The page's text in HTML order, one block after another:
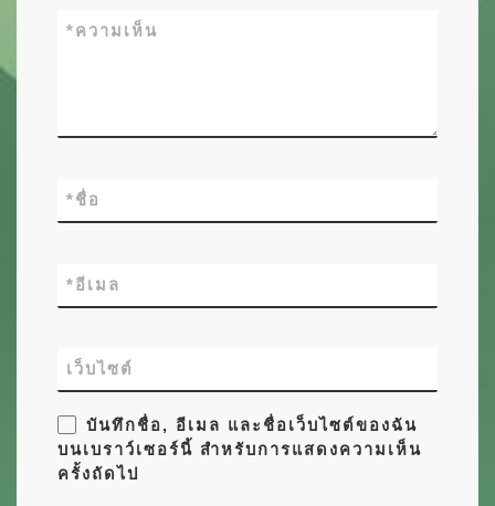
ความเห็น
*
ชื่อ
*
อีเมล
*
เว็บไซต์
บันทึกชื่อ, อีเมล และชื่อเว็บไซต์ของฉัน
บนเบราว์เซอร์นี้ สำหรับการแสดงความเห็น
ครั้งถัดไป